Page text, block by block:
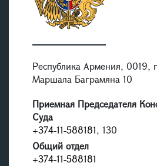
Республика Армения, 0019,
Маршала Баграмяна 10
Приемная Председателя
Суда
+374-11-588181, 130
Общий отдел
+374-11-588181